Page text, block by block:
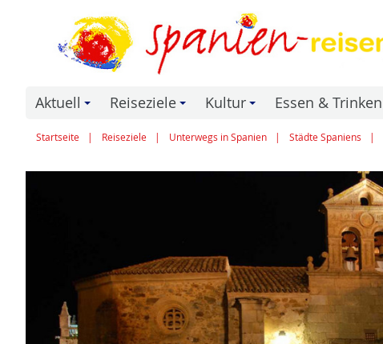
Aktuell Reiseziele Kultur Essen & Trinken
Startseite Reiseziele Unterwegs in Spanien Städte Spaniens